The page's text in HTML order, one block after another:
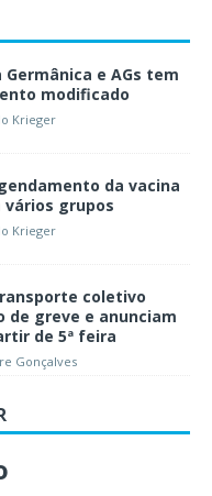
e AGs tem
modificado
Krieger
da vacina
vários grupos
Krieger
coletivo
de greve e anunciam
de 5ª feira
Gonçalves